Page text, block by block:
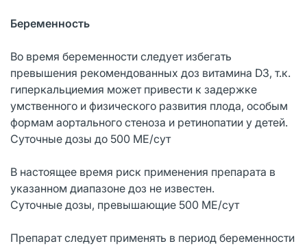
Беременность
Во время беременности следует избегать
превышения рекомендованных доз витамина D3, т.к.
гиперкальциемия может привести к задержке
умственного и физического развития плода, особым
формам аортального стеноза и ретинопатии у детей.
Суточные дозы до 500 МЕ/сут
В настоящее время риск применения препарата в
указанном диапазоне доз не известен.
Суточные дозы, превышающие 500 МЕ/сут
Препарат следует применять в период беременности